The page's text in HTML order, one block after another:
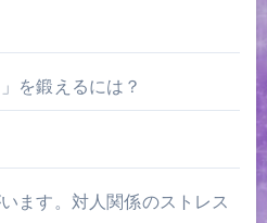
を鍛えるには？
ます。対人関係のストレス